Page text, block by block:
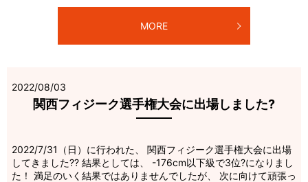
MORE
2022/08/03
関西フィジーク選手権大会に出場しました?
2022/7/31（日）に行われた、 関西フィジーク選手権大会に出場
してきました?? 結果としては、 -176cm以下級で3位?になりまし
た！ 満足のいく結果ではありませんでしたが、 次に向けて頑張っ